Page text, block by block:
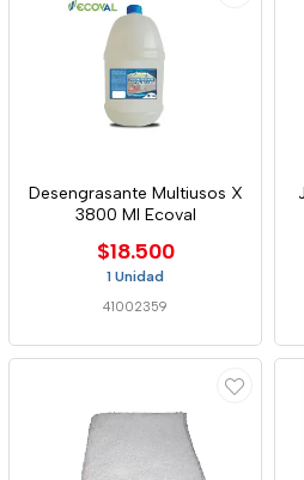
Desengrasante Multiusos X
3800 Ml Ecoval
$18.500
1 Unidad
41002359